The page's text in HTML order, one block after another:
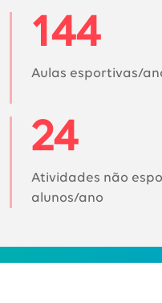
144
Aulas esportivas/
24
Atividades não
alunos/ano